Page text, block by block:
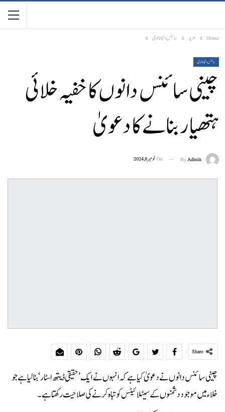
Home مزید سائنس وٹیکنالوجی
سائنس وٹیکنالوجی
چینی سائنس دانوں کا خفیہ خلائی
ہتھیار بنانے کا دعویٰ
ByAdmin
On نومبر 8, 2024
Share
چینی سائنس دانوں نے دعویٰ کیا ہے کہ انہوں نے ایک ’حقیقی ڈیتھ اسٹار‘ بنا لیا ہے جو
خلاء میں موجود دشمنوں کے سیٹلائیٹس کو تباہ کرنے کی صلاحیت رکھتا ہے۔